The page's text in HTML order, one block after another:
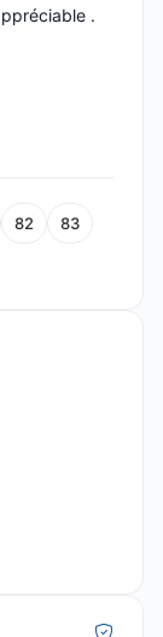
.
82 83